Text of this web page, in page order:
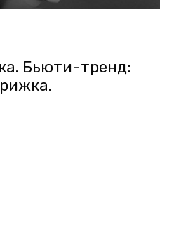
Бьюти-тренд: